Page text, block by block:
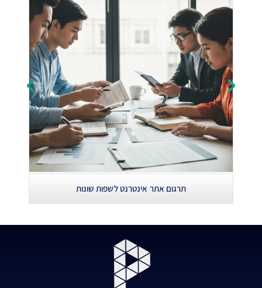
תרגום אתר אינטרנט לשפות שונות